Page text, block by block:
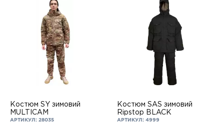
Костюм SY зимовий
MULTICAM
АРТИКУЛ: 28035
Костюм SAS зимовий
Ripstop BLACK
АРТИКУЛ: 4999